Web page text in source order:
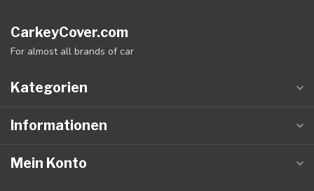
CarkeyCover.com
For almost all brands of car
Kategorien
Informationen
Mein Konto